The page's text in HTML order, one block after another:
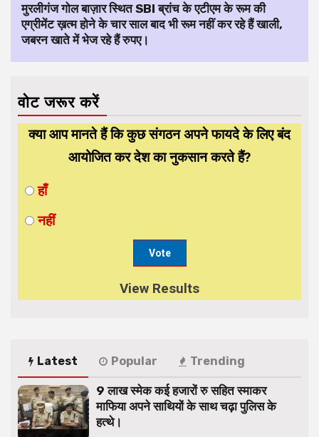
मुरलीगंज गोल बाज़ार स्थित SBI ब्रांच के एटीएम के रूम की
एग्रीमेंट ख़त्म होने के चार साल बाद भी रूम नहीं कर रहे हैं खाली,
जबरन खाते में भेज रहे हैं रुपए।
वोट जरूर करें
क्या आप मानते हैं कि कुछ संगठन अपने फायदे के लिए बंद
आयोजित कर देश का नुकसान करते हैं?
हाँ
नहीं
View Results
Latest Popular Trending
9 लाख स्मेक कई हजारों रु सहित स्माकर
माफिया अपने साथियों के साथ चढ़ा पुलिस के
हत्थे।